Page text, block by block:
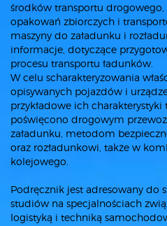
środków transportu drogowego,
opakowań zbiorczych i
maszyny do załadunku i
informacje, dotyczące
procesu transportu ładunków.
W celu scharakteryzowania
opisywanych pojazdów i
przykładowe ich
poświęcono drogowym
załadunku, metodom
oraz rozładunkowi, także w
kolejowego.
Podręcznik jest adresowany do
studiów na specjalnościach
logistyką i techniką